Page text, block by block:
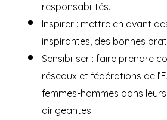
responsabilités.
Inspirer : mettre en avant
inspirantes, des bonnes
Sensibiliser : faire prendre
réseaux et fédérations de
femmes-hommes dans
dirigeantes.